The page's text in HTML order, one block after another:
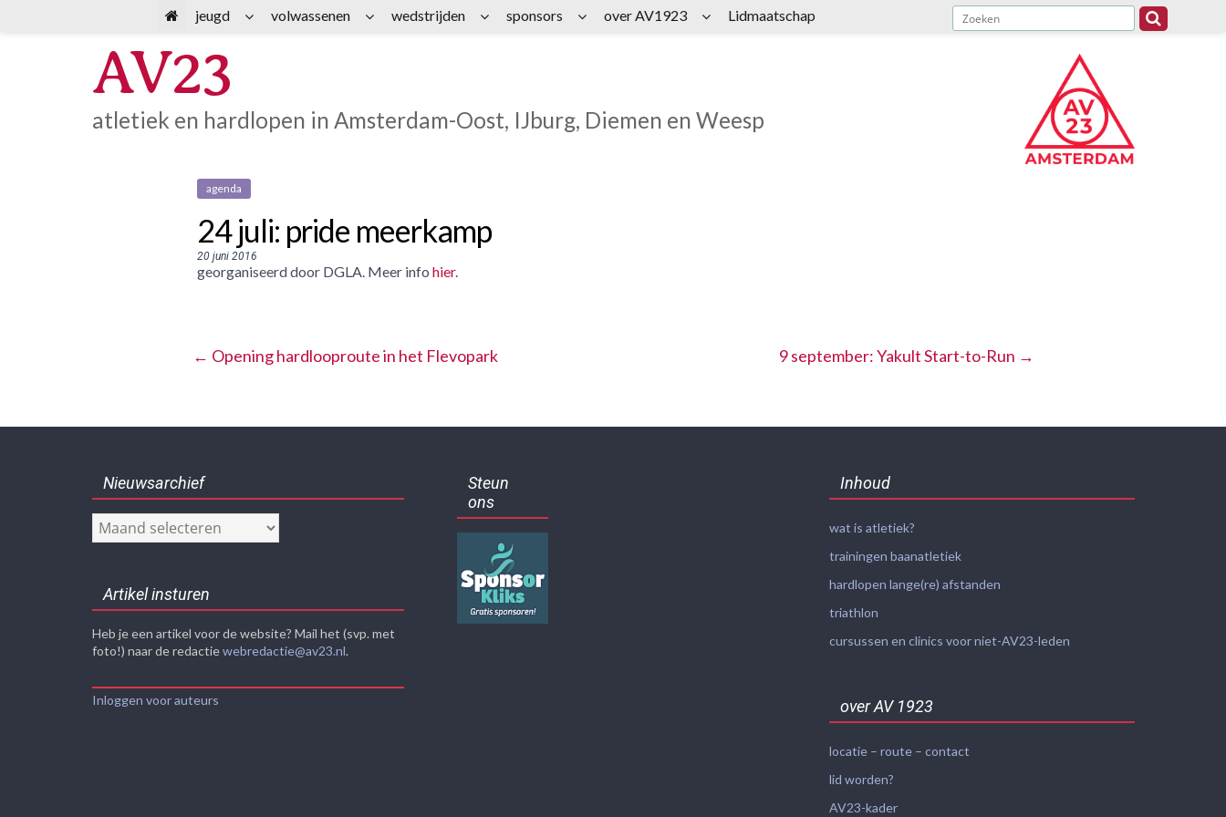
AV23
atletiek en hardlopen in Amsterdam-Oost, IJburg, Diemen en Weesp
agenda
24 juli: pride meerkamp
20 juni 2016
georganiseerd door DGLA. Meer info hier.
← Opening hardlooproute in het Flevopark 9 september: Yakult Start-to-Run →
Nieuwsarchief
Nieuwsarchief
Artikel insturen
Heb je een artikel voor de website? Mail het (svp. met
foto!) naar de redactiewebredactie@av23.nl.
Inloggen voor auteurs
Steun
ons
Inhoud
wat is atletiek?
trainingen baanatletiek
hardlopen lange(re) afstanden
triathlon
cursussen en clinics voor niet-AV23-leden
over AV 1923
locatie – route – contact
lid worden?
AV23-kader
jeugd volwassenen wedstrijden sponsors over AV1923 Lidmaatschap